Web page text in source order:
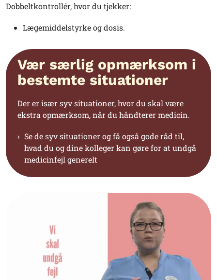
Dobbeltkontrollér, hvor du tjekker:
Lægemiddelstyrke og dosis.
Vær særlig opmærksom i
bestemte situationer
Der er især syv situationer, hvor du skal være
ekstra opmærksom, når du håndterer medicin.
Se de syv situationer og få også gode råd til,
hvad du og dine kolleger kan gøre for at undgå
medicinfejl generelt